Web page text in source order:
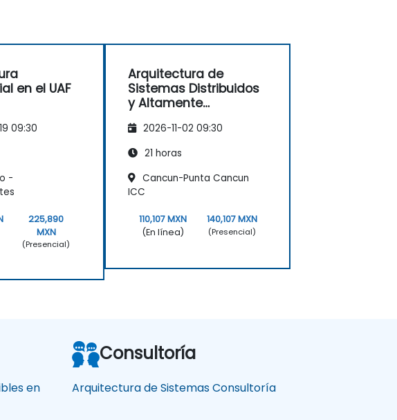
en el UAF
09:30
-
225,890
MXN
(Presencial)
Arquitectura de
Sistemas Distribuidos
y Altamente
2026-11-02 09:30
21 horas
Cancun-Punta Cancun
ICC
110,107 MXN
(En línea)
140,107 MXN
(Presencial)
en
Consultoría
Arquitectura de Sistemas Consultoría